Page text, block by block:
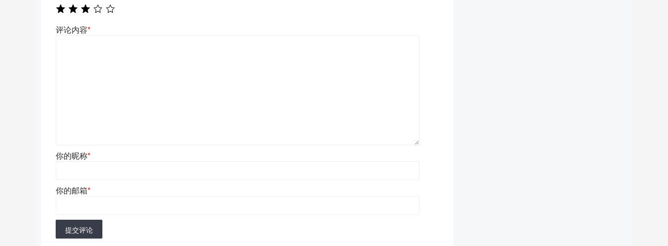
评论内容*
你的昵称*
你的邮箱*
提交评论